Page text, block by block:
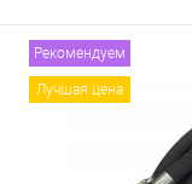
Рекомендуем
Лучшая цена